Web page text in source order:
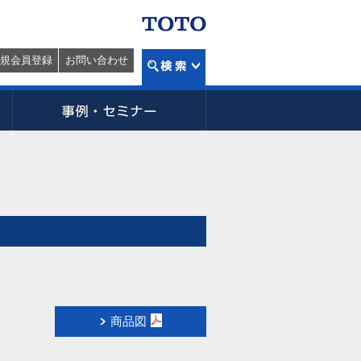
会員登録 お問い合わせ
商品図